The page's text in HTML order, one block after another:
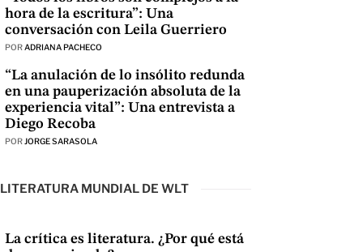
hora de la escritura”: Una
conversación con Leila Guerriero
PORADRIANA PACHECO
“La anulación de lo insólito redunda
en una pauperización absoluta de la
experiencia vital”: Una entrevista a
Diego Recoba
PORJORGE SARASOLA
LITERATURA MUNDIAL DE WLT
La crítica es literatura. ¿Por qué está